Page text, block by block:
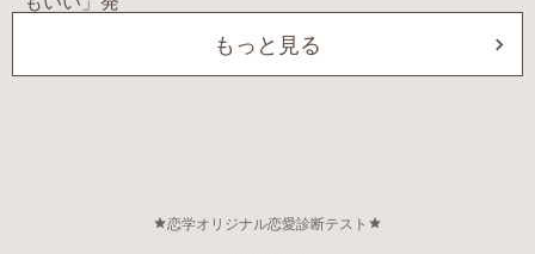
もっと見る
恋学オリジナル恋愛診断テスト